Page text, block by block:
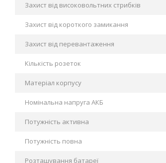
Захист від високовольтних стрибків
Захист від короткого замикання
Захист від перевантаження
Кількість розеток
Матеріал корпусу
Номінальна напруга АКБ
Потужність активна
Потужність повна
Розташування батареї